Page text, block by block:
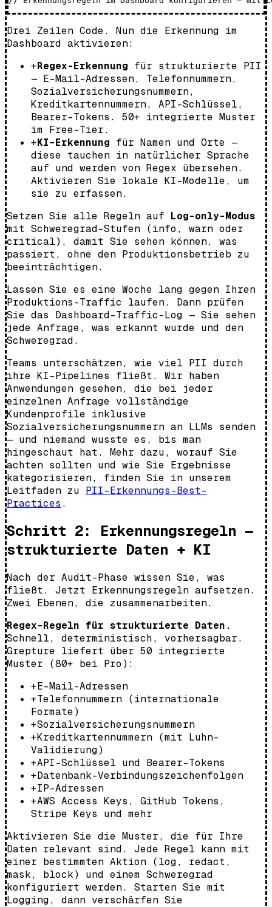
Drei Zeilen Code. Nun die Erkennung im
Dashboard aktivieren:
+Regex-Erkennung für strukturierte PII
— E-Mail-Adressen, Telefonnummern,
Sozialversicherungsnummern,
Kreditkartennummern, API-Schlüssel,
Bearer-Tokens. 50+ integrierte Muster
im Free-Tier.
+KI-Erkennung für Namen und Orte —
diese tauchen in natürlicher Sprache
auf und werden von Regex übersehen.
Aktivieren Sie lokale KI-Modelle, um
sie zu erfassen.
Setzen Sie alle Regeln auf Log-only-Modus
mit Schweregrad-Stufen (info, warn oder
critical), damit Sie sehen können, was
passiert, ohne den Produktionsbetrieb zu
beeinträchtigen.
Lassen Sie es eine Woche lang gegen Ihren
Produktions-Traffic laufen. Dann prüfen
Sie das Dashboard-Traffic-Log — Sie sehen
jede Anfrage, was erkannt wurde und den
Schweregrad.
Teams unterschätzen, wie viel PII durch
ihre KI-Pipelines fließt. Wir haben
Anwendungen gesehen, die bei jeder
einzelnen Anfrage vollständige
Kundenprofile inklusive
Sozialversicherungsnummern an LLMs senden
— und niemand wusste es, bis man
hingeschaut hat. Mehr dazu, worauf Sie
achten sollten und wie Sie Ergebnisse
kategorisieren, finden Sie in unserem
Leitfaden zu PII-Erkennungs-Best-
Practices .
Schritt 2: Erkennungsregeln —
strukturierte Daten + KI
Nach der Audit-Phase wissen Sie, was
fließt. Jetzt Erkennungsregeln aufsetzen.
Zwei Ebenen, die zusammenarbeiten.
Regex-Regeln für strukturierte Daten.
Schnell, deterministisch, vorhersagbar.
Grepture liefert über 50 integrierte
Muster (80+ bei Pro):
+E-Mail-Adressen
+Telefonnummern (internationale
Formate)
+Sozialversicherungsnummern
+Kreditkartennummern (mit Luhn-
Validierung)
+API-Schlüssel und Bearer-Tokens
+Datenbank-Verbindungszeichenfolgen
+IP-Adressen
+AWS Access Keys, GitHub Tokens,
Stripe Keys und mehr
Aktivieren Sie die Muster, die für Ihre
Daten relevant sind. Jede Regel kann mit
einer bestimmten Aktion (log, redact,
mask, block) und einem Schweregrad
konfiguriert werden. Starten Sie mit
Logging, dann verschärfen Sie